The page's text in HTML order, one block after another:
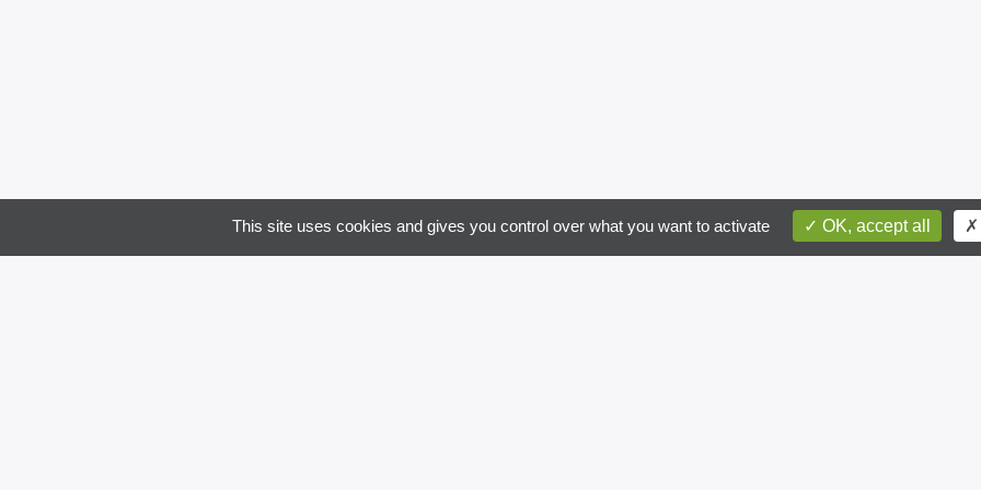
This site uses cookies and gives you control over what you want to activate OK, accept all